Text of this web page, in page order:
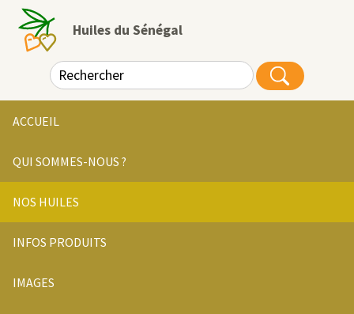
Huiles du Sénégal
ACCUEIL
QUI SOMMES-NOUS ?
NOS HUILES
INFOS PRODUITS
IMAGES